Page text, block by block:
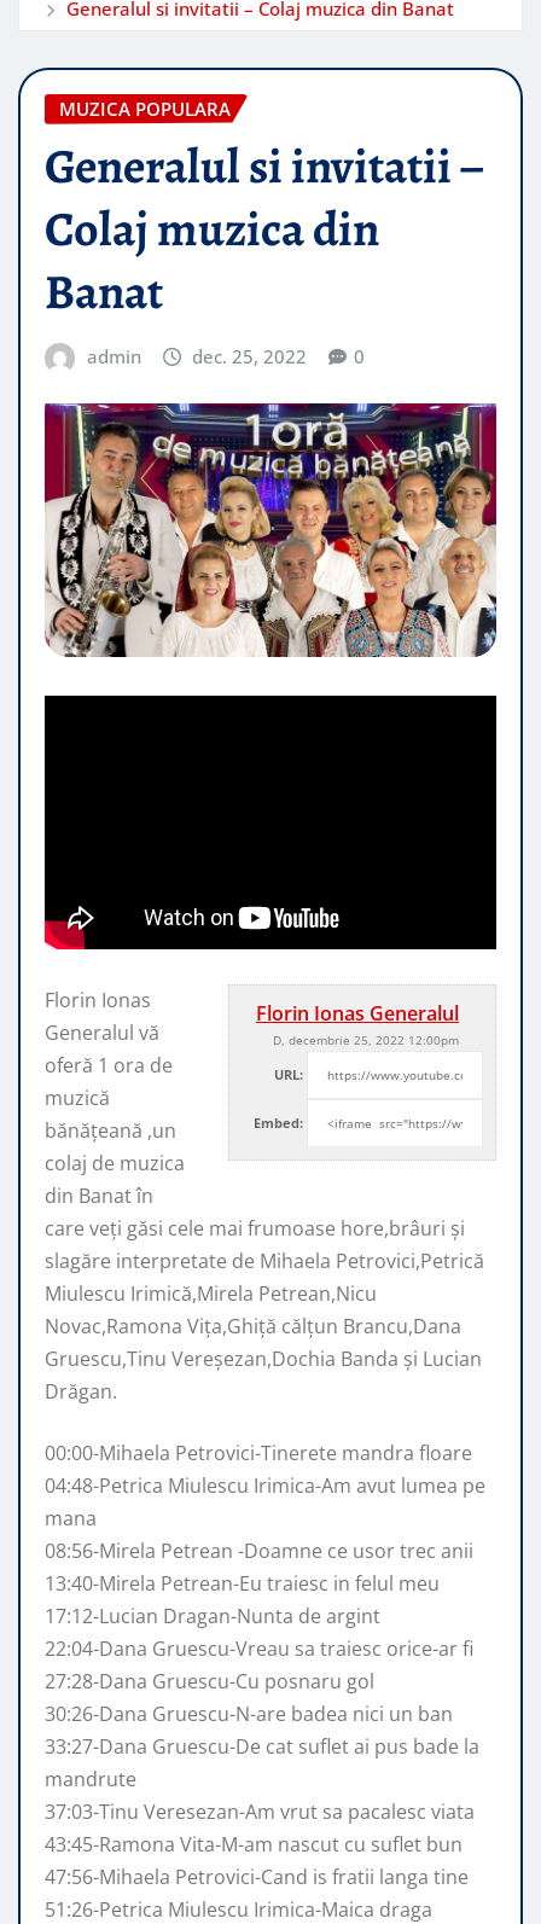
Generalul si invitatii – Colaj muzica din Banat
MUZICA POPULARA
Generalul si invitatii –
Colaj muzica din
Banat
admin dec. 25, 2022 0
Florin Ionas Generalul
D, decembrie 25, 2022 12:00pm
URL:
Embed:
Florin Ionas
Generalul vă
oferă 1 ora de
muzică
bănățeană ,un
colaj de muzica
din Banat în
care veți găsi cele mai frumoase hore,brâuri și
slagăre interpretate de Mihaela Petrovici,Petrică
Miulescu Irimică,Mirela Petrean,Nicu
Novac,Ramona Vița,Ghiță călțun Brancu,Dana
Gruescu,Tinu Vereșezan,Dochia Banda și Lucian
Drăgan.
00:00-Mihaela Petrovici-Tinerete mandra floare
04:48-Petrica Miulescu Irimica-Am avut lumea pe
mana
08:56-Mirela Petrean -Doamne ce usor trec anii
13:40-Mirela Petrean-Eu traiesc in felul meu
17:12-Lucian Dragan-Nunta de argint
22:04-Dana Gruescu-Vreau sa traiesc orice-ar fi
27:28-Dana Gruescu-Cu posnaru gol
30:26-Dana Gruescu-N-are badea nici un ban
33:27-Dana Gruescu-De cat suflet ai pus bade la
mandrute
37:03-Tinu Veresezan-Am vrut sa pacalesc viata
43:45-Ramona Vita-M-am nascut cu suflet bun
47:56-Mihaela Petrovici-Cand is fratii langa tine
51:26-Petrica Miulescu Irimica-Maica draga